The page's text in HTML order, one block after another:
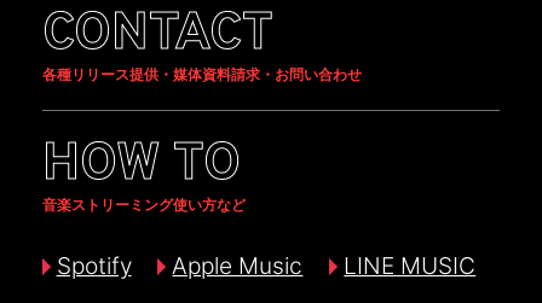
CONTACT
各種リリース提供・媒体資料請求・お問い合わせ
HOW TO
音楽ストリーミング使い方など
Spotify Apple Music
LINE MUSIC